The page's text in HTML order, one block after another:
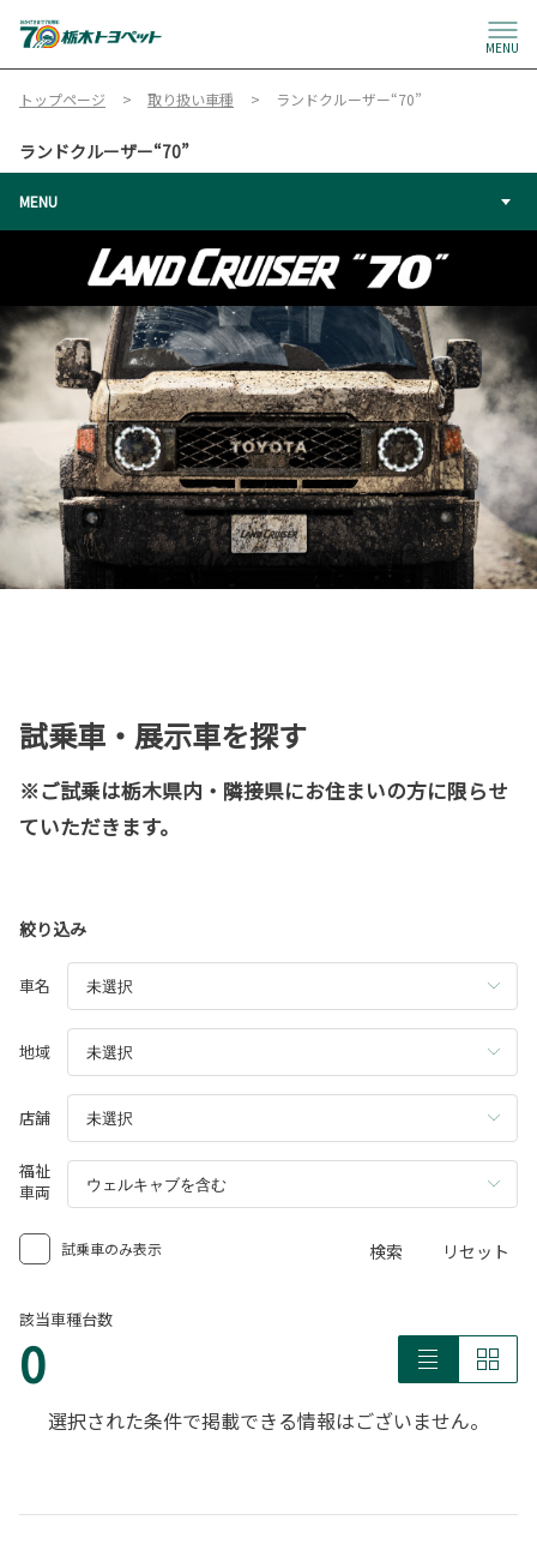
MENU
トップページ 取り扱い車種 ランドクルーザー“70”
ランドクルーザー“70”
MENU
試乗車・展示車を探す
※ご試乗は栃木県内・隣接県にお住まいの方に限らせ
ていただきます。
絞り込み
車名
地域
店舗
福祉
車両
試乗車のみ表示 検索 リセット
該当車種台数
0
選択された条件で掲載できる情報はございません。